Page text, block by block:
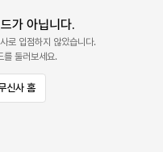
가 아닙니다.
로 입점하지 않았습니다.
를 둘러보세요.
신사 홈